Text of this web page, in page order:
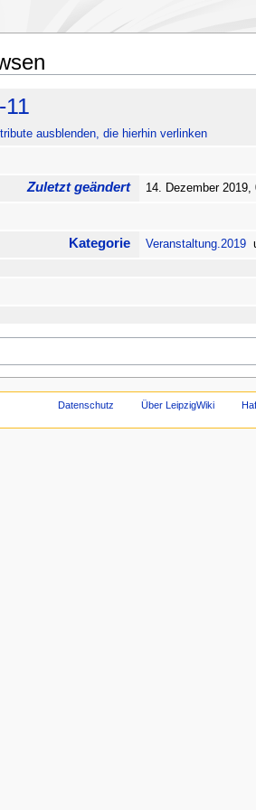
ausblenden, die hierhin verlinken
Zuletzt geändert 14. Dezember 2019,
Kategorie Veranstaltung.2019
Datenschutz Über LeipzigWiki